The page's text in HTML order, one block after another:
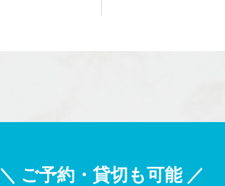
＼ ご予約・貸切も可能 ／